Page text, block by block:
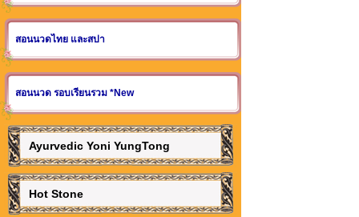
สอนนวดไทย และสปา
สอนนวด รอบเรียนรวม *New
Ayurvedic Yoni YungTong
Hot Stone